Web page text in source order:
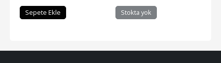
Sepete Ekle Stokta yok